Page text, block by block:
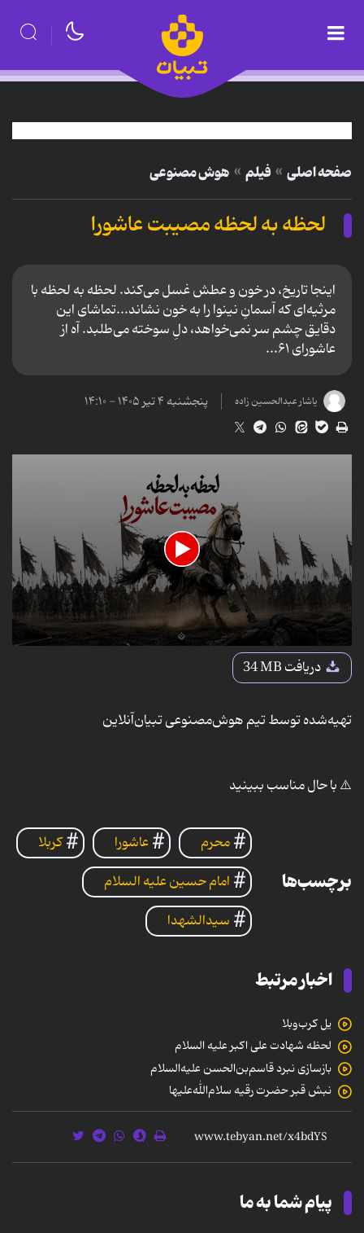
صفحه اصلی فیلم هوش مصنوعی
لحظه به لحظه مصیبت عاشورا
اینجا تاریخ، در خون و عطش غسل می‌کند. لحظه به لحظه با
مرثیه‌ای که آسمانِ نینوا را به خون نشاند...تماشای این
دقایق چشم سر نمی‌خواهد، دلِ سوخته می‌طلبد. آه از
عاشورای ۶۱...
یاشار عبدالحسین زاده پنجشنبه ۴ تیر ۱۴۰۵ - ۱۴:۱۰
0
دریافت34 MB
تهیه‌شده توسط تیم هوش‌مصنوعی تبیان‌آنلاین
⚠️ با حال مناسب ببینید
برچسب‌ها
محرم عاشورا
کربلا
امام حسین علیه السلام
سیدالشهدا
اخبار مرتبط
یل کرب‌وبلا
لحظه شهادت علی اکبر علیه السلام
بازسازی نبرد قاسم‌بن‌الحسن علیه‌السلام
نبش قبر حضرت رقیه سلام‌الله‌علیها
پیام شما به ما